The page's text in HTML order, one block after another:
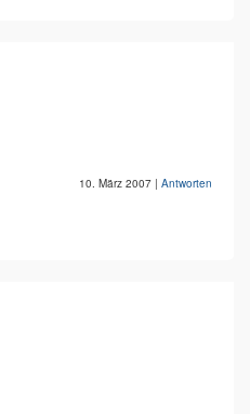
10. März 2007 | Antworten